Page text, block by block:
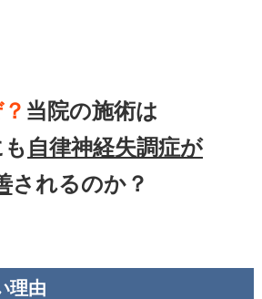
当院の施術は
自律神経失調症が
されるのか？
理由